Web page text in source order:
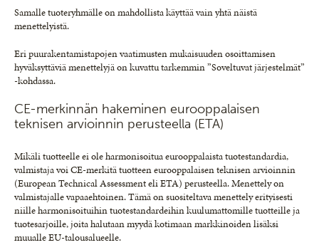
Samalle tuoteryhmälle on mahdollista käyttää vain yhtä näistä
menettelyistä.
Eri puurakentamistapojen vaatimusten mukaisuuden osoittamisen
hyväksyttäviä menettelyjä on kuvattu tarkemmin ”Soveltuvat järjestelmät”
-kohdassa.
CE-merkinnän hakeminen eurooppalaisen
teknisen arvioinnin perusteella (ETA)
Mikäli tuotteelle ei ole harmonisoitua eurooppalaista tuotestandardia,
valmistaja voi CE-merkitä tuotteen eurooppalaisen teknisen arvioinnin
(European Technical Assessment eli ETA) perusteella. Menettely on
valmistajalle vapaaehtoinen. Tämä on suositeltava menettely erityisesti
niille harmonisoituihin tuotestandardeihin kuulumattomille tuotteille ja
tuotesarjoille, joita halutaan myydä kotimaan markkinoiden lisäksi
muualle EU-talousalueelle.